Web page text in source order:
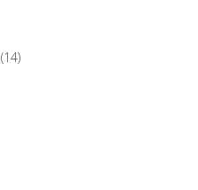
(14)